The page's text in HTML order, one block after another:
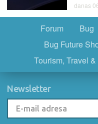
danas
Forum Bug
Bug Future
Tourism, Travel &
Newsletter